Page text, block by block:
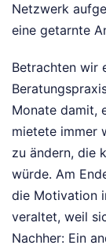
Netzwerk
eine getarnte
Betrachten wir
Monate damit,
mietete immer
zu ändern, die
würde. Am
die Motivation
veraltet, weil
Nachher: Ein